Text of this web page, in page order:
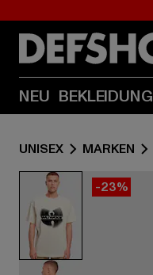
NEU BEKLEIDUNG
UNISEX MARKEN
-23%